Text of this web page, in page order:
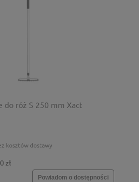
do róż S 250 mm Xact
kosztów dostawy
zł
Powiadom o dostępności